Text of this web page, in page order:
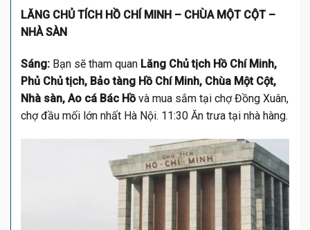
LĂNG CHỦ TÍCH HỒ CHÍ MINH – CHÙA MỘT CỘT –
NHÀ SÀN
Sáng: Bạn sẽ tham quan Lăng Chủ tịch Hồ Chí Minh,
Phủ Chủ tịch, Bảo tàng Hồ Chí Minh, Chùa Một Cột,
Nhà sàn, Ao cá Bác Hồvà mua sắm tại chợ Đồng Xuân,
chợ đầu mối lớn nhất Hà Nội. 11:30 Ăn trưa tại nhà hàng.